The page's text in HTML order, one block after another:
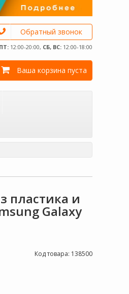
Обратный звонок
12:00-20:00, СБ, ВС: 12:00-18:00
Ваша корзина пуста
пластика и
Galaxy
Код товара: 138500